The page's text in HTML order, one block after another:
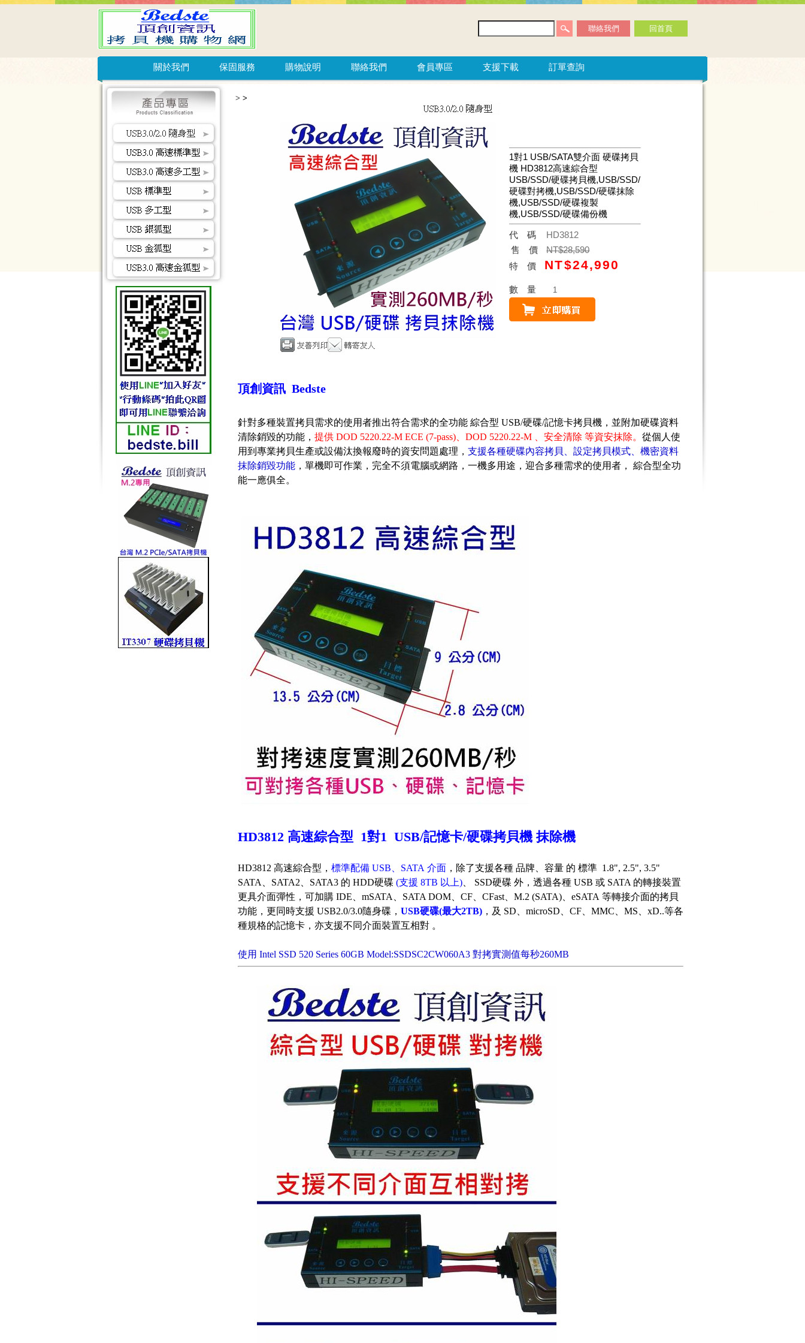
聯絡我們 回首頁
關於我們 保固服務 購物說明 聯絡我們 會員專區 支援下載 訂單查詢
> >
1對1 USB/SATA雙介面 硬碟拷貝
機 HD3812高速綜合型
USB/SSD/硬碟拷貝機,USB/SSD/
硬碟對拷機,USB/SSD/硬碟抹除
機,USB/SSD/硬碟複製
機,USB/SSD/硬碟備份機
代碼
HD3812
售價NT$28,590
特價 NT$24,990
數量
頂創資訊 Bedste
針對多種裝置拷貝需求的使用者推出符合需求的全功能 綜合型 USB/硬碟/記憶卡拷貝機，並附加硬碟資料
清除銷毀的功能， 提供 DOD 5220.22-M ECE (7-pass)、 DOD 5220.22-M 、安全清除 等資安抹除。 從個人使
用到專業拷貝生產或設備汰換報廢時的資安問題處理， 支援各種硬碟內容拷貝、設定拷貝模式、機密資料
抹除銷毀功能 ，單機即可作業，完全不須電腦或網路，一機多用途，迎合多種需求的使用者， 綜合型全功
能一應俱全。
HD3812 高速綜合型 1對1 USB/記憶卡/硬碟拷貝機 抹除機
HD3812 高速綜合型， 標準配備 USB、SATA 介面 ，除了支援各種 品牌、容量 的 標準 1.8", 2.5", 3.5"
SATA、SATA2、SATA3 的 HDD硬碟 (支援 8TB 以上) 、 SSD硬碟 外 ， 透過各種 USB 或 SATA 的轉接裝置
更具介面彈性， 可加購 IDE、mSATA、SATA DOM、CF、CFast、M.2 (SATA) 、eSATA 等轉接介面的拷貝
功能 ， 更同時支援 USB2.0/3.0隨身碟， USB硬碟(最大2TB) ，及 SD、microSD、CF、MMC、MS、xD..等各
種規格的記憶卡，亦支援不同介面裝置互相對 。
使用 Intel SSD 520 Series 60GB Model:SSDSC2CW060A3 對拷實測值每秒260MB